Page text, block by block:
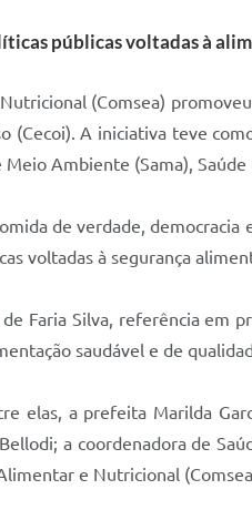
públicas voltadas à
(Comsea)
A iniciativa teve
Ambiente (Sama), Saúde
de verdade,
voltadas à segurança
Faria Silva, referência em
saudável e de
elas, a prefeita Marilda
a coordenadora de
e Nutricional